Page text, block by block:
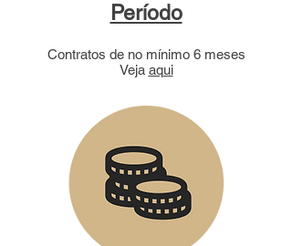
Período
Contratos de no mínimo 6 meses
Veja aqui